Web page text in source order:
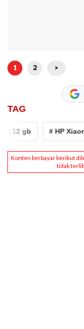
1 2 >
TAG
12 gb # HP Xiaomi